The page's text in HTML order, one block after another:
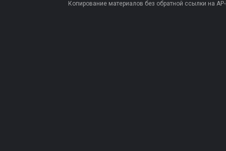
Копирование материалов без обратной ссылки на